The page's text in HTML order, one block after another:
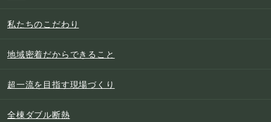
私たちのこだわり
地域密着だからできること
超一流を目指す現場づくり
全棟ダブル断熱